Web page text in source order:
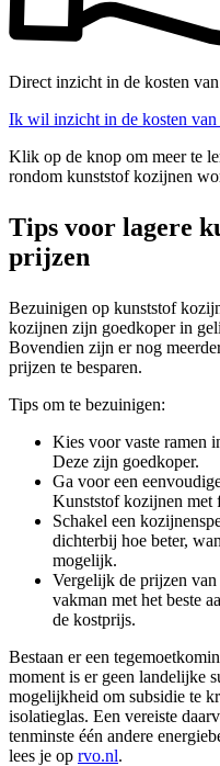
Direct inzicht in de kosten
Ik wil inzicht in de kosten
Klik op de knop om meer te
rondom kunststof kozijnen
Tips voor lagere
prijzen
Bezuinigen op kunststof
kozijnen zijn goedkoper in
Bovendien zijn er nog
prijzen te besparen.
Tips om te bezuinigen:
Kies voor vaste ramen
Deze zijn goedkoper.
Ga voor een
Kunststof kozijnen met
Schakel een
dichterbij hoe beter,
mogelijk.
Vergelijk de prijzen van
vakman met het beste
de kostprijs.
Bestaan er een
moment is er geen landelijke
mogelijkheid om subsidie te
isolatieglas. Een vereiste
tenminste één andere
lees je op rvo.nl.